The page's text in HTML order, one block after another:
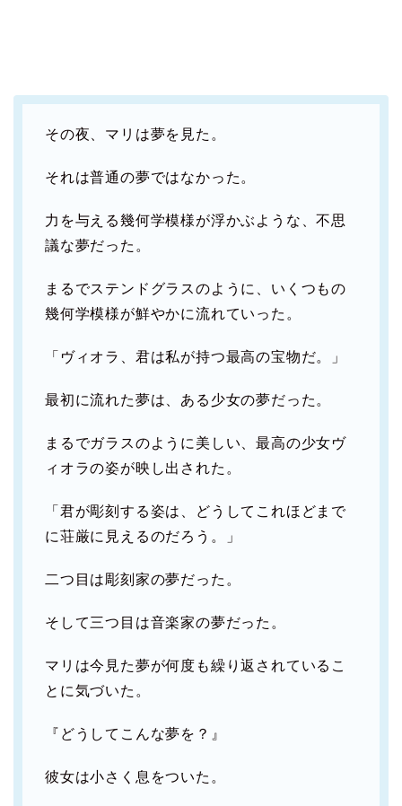
その夜、マリは夢を見た。
それは普通の夢ではなかった。
力を与える幾何学模様が浮かぶような、不思
議な夢だった。
まるでステンドグラスのように、いくつもの
幾何学模様が鮮やかに流れていった。
「ヴィオラ、君は私が持つ最高の宝物だ。」
最初に流れた夢は、ある少女の夢だった。
まるでガラスのように美しい、最高の少女ヴ
ィオラの姿が映し出された。
「君が彫刻する姿は、どうしてこれほどまで
に荘厳に見えるのだろう。」
二つ目は彫刻家の夢だった。
そして三つ目は音楽家の夢だった。
マリは今見た夢が何度も繰り返されているこ
とに気づいた。
『どうしてこんな夢を？』
彼女は小さく息をついた。